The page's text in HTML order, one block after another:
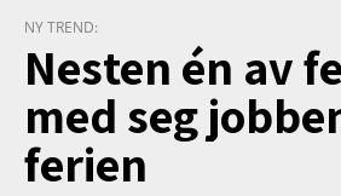
NY TREND:
Nesten én av
med seg
ferien